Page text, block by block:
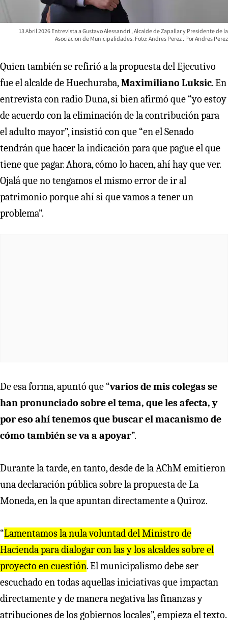
13 Abril 2026 Entrevista a Gustavo Alessandri , Alcalde de Zapallar y Presidente de la
Asociacion de Municipalidades. Foto: Andres Perez
Andres Perez
Quien también se refirió a la propuesta del Ejecutivo
fue el alcalde de Huechuraba,Maximiliano Luksic. En
entrevista con radio Duna, si bien afirmó que “yo estoy
de acuerdo con la eliminación de la contribución para
el adulto mayor”, insistió con que “en el Senado
tendrán que hacer la indicación para que pague el que
tiene que pagar. Ahora, cómo lo hacen, ahí hay que ver.
Ojalá que no tengamos el mismo error de ir al
patrimonio porque ahí si que vamos a tener un
problema”.
De esa forma, apuntó que “varios de mis colegas se
han pronunciado sobre el tema, que les afecta, y
por eso ahí tenemos que buscar el macanismo de
cómo también se va a apoyar”.
Durante la tarde, en tanto, desde de la AChM emitieron
una declaración pública sobre la propuesta de La
Moneda, en la que apuntan directamente a Quiroz.
“Lamentamos la nula voluntad del Ministro de
Hacienda para dialogar con las y los alcaldes sobre el
proyecto en cuestión. El municipalismo debe ser
escuchado en todas aquellas iniciativas que impactan
directamente y de manera negativa las finanzas y
atribuciones de los gobiernos locales”, empieza el texto.